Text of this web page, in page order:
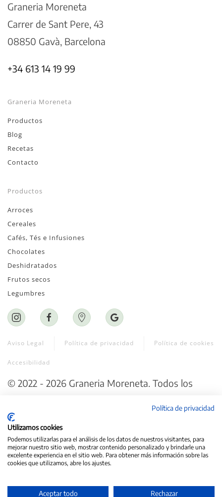
Graneria Moreneta
Carrer de Sant Pere, 43
08850 Gavà, Barcelona
+34 613 14 19 99
Graneria Moreneta
Productos
Blog
Recetas
Contacto
Productos
Arroces
Cereales
Cafés, Tés e Infusiones
Chocolates
Deshidratados
Frutos secos
Legumbres
Aviso Legal Política de privacidad Política de cookies
Accesibilidad
© 2022 - 2026 Graneria Moreneta. Todos los
Web creada por ♥
Política de privacidad
Utilizamos cookies
Podemos utilizarlas para el análisis de los datos de nuestros visitantes, para
mejorar nuestro sitio web, mostrar contenido personalizado y brindarle una
excelente experiencia en el sitio web. Para obtener más información sobre las
cookies que utilizamos, abre los ajustes.
Aceptar todo Rechazar